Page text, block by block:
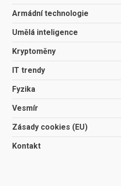
Armádní technologie
Umělá inteligence
Kryptoměny
IT trendy
Fyzika
Vesmír
Zásady cookies (EU)
Kontakt